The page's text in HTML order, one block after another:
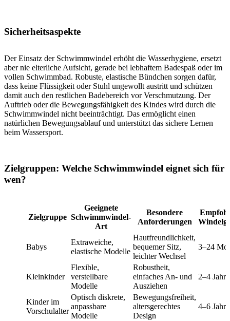
Sicherheitsaspekte
Der Einsatz der Schwimmwindel erhöht die Wasserhygiene, ersetzt
aber nie elterliche Aufsicht, gerade bei lebhaftem Badespaß oder im
vollen Schwimmbad. Robuste, elastische Bündchen sorgen dafür,
dass keine Flüssigkeit oder Stuhl ungewollt austritt und schützen
damit auch den restlichen Badebereich vor Verschmutzung. Der
Auftrieb oder die Bewegungsfähigkeit des Kindes wird durch die
Schwimmwindel nicht beeinträchtigt. Das ermöglicht einen
natürlichen Bewegungsablauf und unterstützt das sichere Lernen
beim Wassersport.
Zielgruppen: Welche Schwimmwindel eignet sich für
wen?
Zielgruppe
Geeignete
Schwimmwindel-
Art
Besondere
Anforderungen
Babys
Extraweiche,
elastische Modelle
Hautfreundlichkeit,
bequemer Sitz,
leichter Wechsel
3–24
Kleinkinder
Flexible,
verstellbare
Modelle
Robustheit,
einfaches An- und
Ausziehen
2–4 Jahre
Kinder im
Vorschulalter
Optisch diskrete,
anpassbare
Modelle
Bewegungsfreiheit,
altersgerechtes
Design
4–6 Jahre